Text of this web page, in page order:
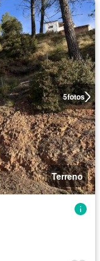
5fotos
Terreno